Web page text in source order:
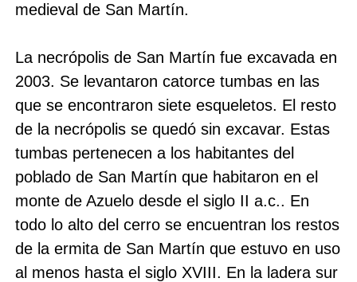
medieval de San Martín.
La necrópolis de San Martín fue excavada en
2003. Se levantaron catorce tumbas en las
que se encontraron siete esqueletos. El resto
de la necrópolis se quedó sin excavar. Estas
tumbas pertenecen a los habitantes del
poblado de San Martín que habitaron en el
monte de Azuelo desde el siglo II a.c.. En
todo lo alto del cerro se encuentran los restos
de la ermita de San Martín que estuvo en uso
al menos hasta el siglo XVIII. En la ladera sur